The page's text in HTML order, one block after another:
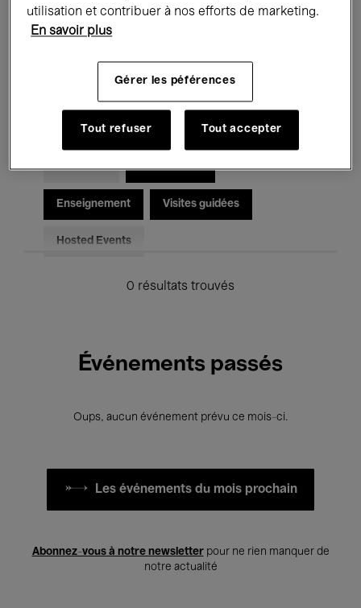
Rencontres & Débats
Musique classique Global Music
Musique électronique
Pour tous Kids’ Palace
Enseignement Visites guidées
Hosted Events
0 résultats trouvés
Événements passés
Oups, aucun événement prévu ce mois-ci.
Les événements du mois prochain
Abonnez-vous à notre newsletterpour ne rien manquer de
notre actualité
utilisation et contribuer à nos efforts de marketing.
En savoir plus
Gérer les péférences
Tout refuser Tout accepter